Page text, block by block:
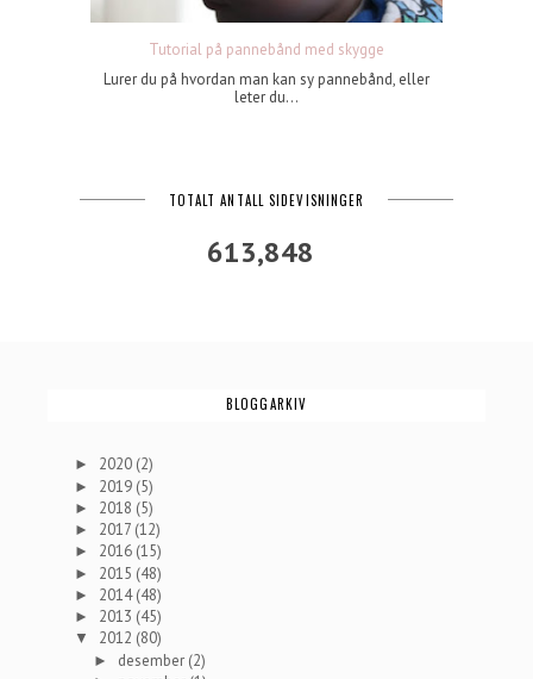
Tutorial på pannebånd med skygge
Lurer du på hvordan man kan sy pannebånd, eller
leter du...
TOTALT ANTALL SIDEVISNINGER
613,848
BLOGGARKIV
► 2020 (2)
► 2019 (5)
► 2018 (5)
► 2017 (12)
► 2016 (15)
► 2015 (48)
► 2014(48)
► 2013 (45)
▼ 2012 (80)
► desember (2)